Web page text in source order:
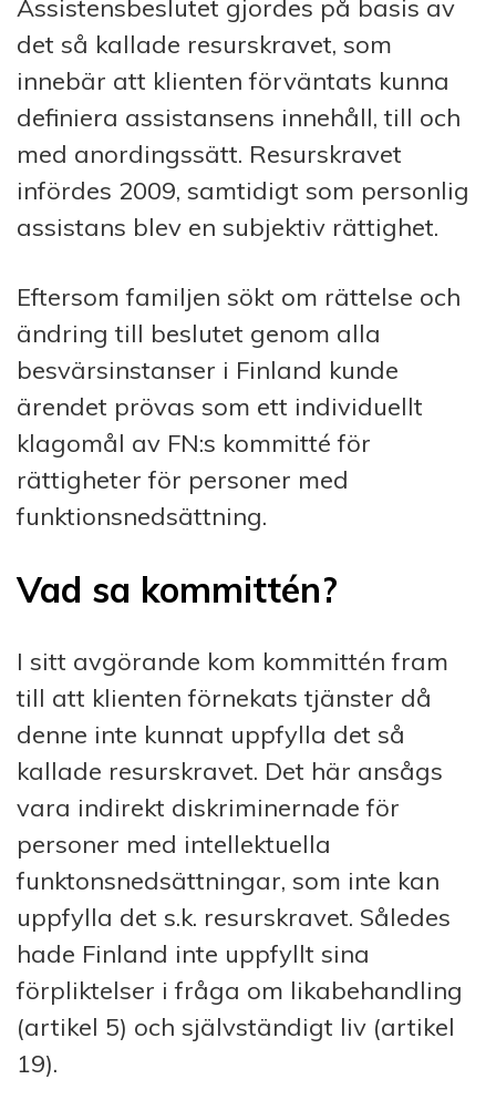
Assistensbeslutet gjordes på basis av
det så kallade resurskravet, som
innebär att klienten förväntats kunna
definiera assistansens innehåll, till och
med anordingssätt. Resurskravet
infördes 2009, samtidigt som personlig
assistans blev en subjektiv rättighet.
Eftersom familjen sökt om rättelse och
ändring till beslutet genom alla
besvärsinstanser i Finland kunde
ärendet prövas som ett individuellt
klagomål av FN:s kommitté för
rättigheter för personer med
funktionsnedsättning.
Vad sa kommittén?
I sitt avgörande kom kommittén fram
till att klienten förnekats tjänster då
denne inte kunnat uppfylla det så
kallade resurskravet. Det här ansågs
vara indirekt diskriminernade för
personer med intellektuella
funktonsnedsättningar, som inte kan
uppfylla det s.k. resurskravet. Således
hade Finland inte uppfyllt sina
förpliktelser i fråga om likabehandling
(artikel 5) och självständigt liv (artikel
19).